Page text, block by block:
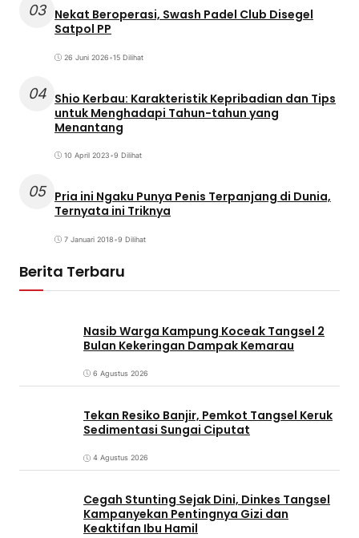
03 Nekat Beroperasi, Swash Padel Club Disegel
Satpol PP
26 Juni 2026•15 Dilihat
04 Shio Kerbau: Karakteristik Kepribadian dan Tips
untuk Menghadapi Tahun-tahun yang
Menantang
10 April 2023•9 Dilihat
05 Pria ini Ngaku Punya Penis Terpanjang di Dunia,
Ternyata ini Triknya
7 Januari 2018•9 Dilihat
Berita Terbaru
Nasib Warga Kampung Koceak Tangsel 2
Bulan Kekeringan Dampak Kemarau
6 Agustus 2026
Tekan Resiko Banjir, Pemkot Tangsel Keruk
Sedimentasi Sungai Ciputat
4 Agustus 2026
Cegah Stunting Sejak Dini, Dinkes Tangsel
Kampanyekan Pentingnya Gizi dan
Keaktifan Ibu Hamil